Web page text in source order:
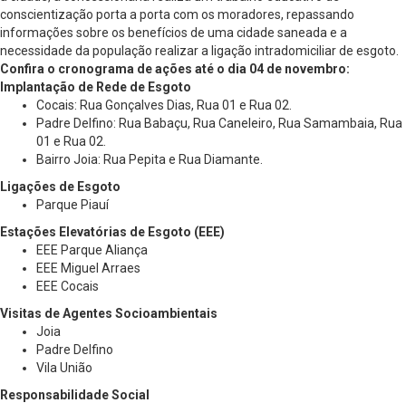
conscientização porta a porta com os moradores, repassando
informações sobre os benefícios de uma cidade saneada e a
necessidade da população realizar a ligação intradomiciliar de esgoto.
Confira o cronograma de ações até o dia 04 de novembro:
Implantação de Rede de Esgoto
Cocais: Rua Gonçalves Dias, Rua 01 e Rua 02.
Padre Delfino: Rua Babaçu, Rua Caneleiro, Rua Samambaia, Rua
01 e Rua 02.
Bairro Joia: Rua Pepita e Rua Diamante.
Ligações de Esgoto
Parque Piauí
Estações Elevatórias de Esgoto (EEE)
EEE Parque Aliança
EEE Miguel Arraes
EEE Cocais
Visitas de Agentes Socioambientais
Joia
Padre Delfino
Vila União
Responsabilidade Social